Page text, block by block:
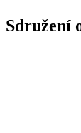
Sdružení